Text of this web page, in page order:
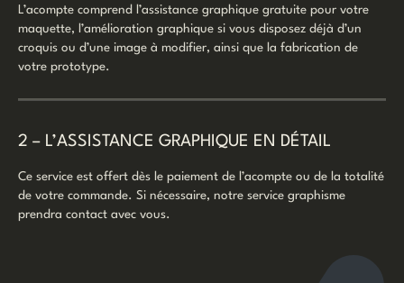
L’acompte comprend l’assistance graphique gratuite pour votre
maquette, l’amélioration graphique si vous disposez déjà d’un
croquis ou d’une image à modifier, ainsi que la fabrication de
votre prototype.
2 – L’ASSISTANCE GRAPHIQUE EN DÉTAIL
Ce service est offert dès le paiement de l’acompte ou de la totalité
de votre commande. Si nécessaire, notre service graphisme
prendra contact avec vous.